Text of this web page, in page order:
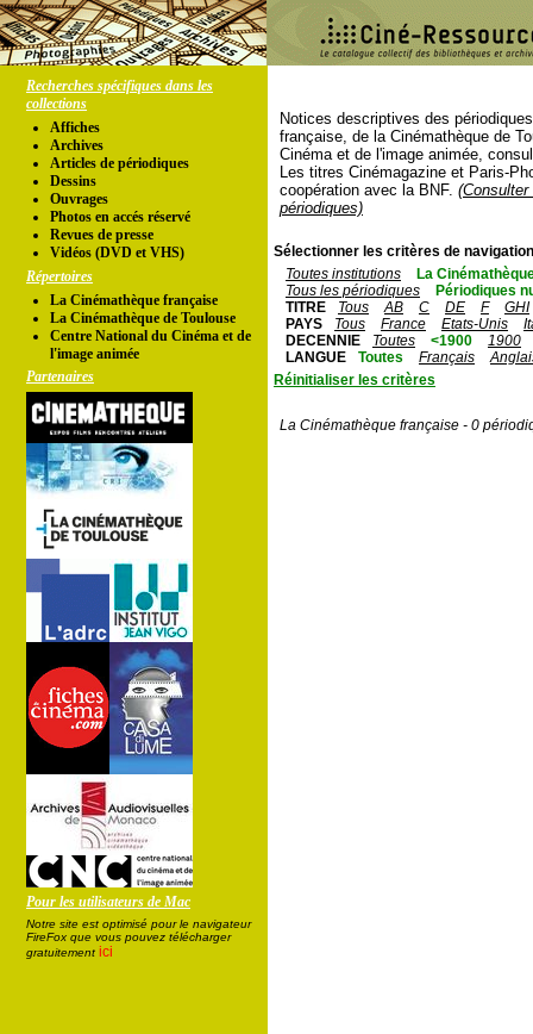
Recherches spécifiques dans les
collections
Affiches
Archives
Articles de périodiques
Dessins
Ouvrages
Photos en accés réservé
Revues de presse
Vidéos (DVD et VHS)
Répertoires
La Cinémathèque française
La Cinémathèque de Toulouse
Centre National du Cinéma et de
l'image animée
Partenaires
Pour les utilisateurs de Mac
Notre site est optimisé pour le navigateur
FireFox que vous pouvez télécharger
gratuitement ici
Notices descriptives des
française, de la Cinémathèque de
Cinéma et de l'image animée,
Les titres Cinémagazine et Paris-
coopération avec la BNF.
périodiques)
Sélectionner les critères de
Toutes institutions
La
Tous les périodiques
Périodiques
TITRE
Tous AB C DE F
GHI
PAYS
Tous France Etats-Unis
DECENNIE
Toutes <1900
1900
LANGUE
Toutes Français
Réinitialiser les critères
La Cinémathèque française - 0